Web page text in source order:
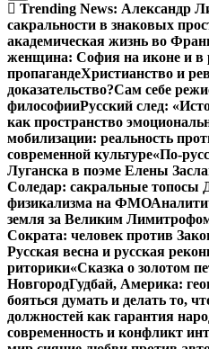
Trending News: Александр
сакральности в знаковых
академическая жизнь во
женщина: София на иконе и в
пропагандеХристианство и
доказательство?Сам себе
философииРусский след:
как пространство
мобилизации: реальность
современной культуре«По-
Луганска в поэме Елены
Соледар: сакральные топосы
физикализма на ФМО
земля за Великим
Сократа: человек против
Русская весна и русская
риторики«Сказка о золотом
НовгородГудбай, Америка:
бояться думать и делать то,
должностей как гарантия
современность и конфликт